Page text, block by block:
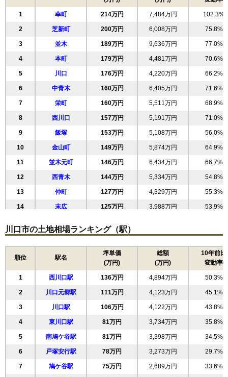
1 幸町 214万円 7,484万円 102.3%
2 芝新町 200万円 6,008万円 75.8%
3 並木 189万円 9,636万円 77.0%
4 本町 179万円 4,481万円 70.6%
5 川口 176万円 4,220万円 66.2%
6 中青木 160万円 6,405万円 71.6%
7 栄町 160万円 5,511万円 68.9%
8 西川口 157万円 5,191万円 71.0%
9 飯塚 153万円 5,108万円 56.0%
10 金山町 149万円 5,874万円 64.9%
11 並木元町 146万円 6,434万円 66.7%
12 西青木 144万円 5,334万円 54.8%
13 仲町 127万円 4,329万円 55.3%
14 末広 125万円 3,988万円 53.9%
16 南町 123万円 3,687万円 42.0%
121万円 3,323万円 55.0%
120万円 5,836万円 43.1%
19 元郷 118万円 4,724万円 45.4%
20 原町 117万円 3,572万円 50.7%
21 戸塚 115万円 5,639万円 58.2%
22 朝日 109万円 4,122万円 64.1%
23 鳩ケ谷緑町 108万円 4,315万円 37.8%
24 宮町 106万円 3,192万円 43.1%
25 東川口 106万円 6,219万円 49.2%
川口市の土地相場ランキング（駅）
順位 駅名
坪単価
(万円)
総額
(万円)
10年前比
変動率
1 西川口駅 136万円 4,894万円 50.3%
2 川口元郷駅 111万円 4,123万円 45.1%
3 川口駅 106万円 4,122万円 43.8%
4 東川口駅 81万円 3,734万円 35.8%
5 南鳩ケ谷駅 81万円 3,398万円 34.5%
6 戸塚安行駅 78万円 3,273万円 29.7%
7 鳩ケ谷駅 75万円 2,689万円 33.6%